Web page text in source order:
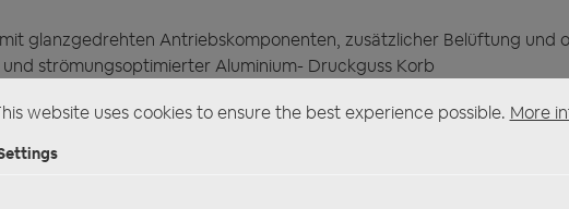
glanzgedrehten Antriebskomponenten, zusätzlicher Belüftung und
strömungsoptimierter Aluminium- Druckguss Korb
von Taumeleffekten
/ 140 Watt
website uses cookies to ensure the best experience possible. More